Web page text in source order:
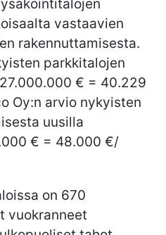
vastaavien
rakennuttamisesta.
parkkitalojen
€ = 40.229
Oy:n arvio nykyisten
uusilla
€ = 48.000 €/
on 670
vuokranneet